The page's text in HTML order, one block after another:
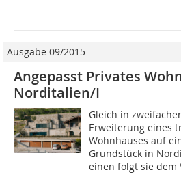
Ausgabe 09/2015
Angepasst Privates
Norditalien/I
Gleich in
Erweiterung eines
Wohnhauses auf
Grundstück in
einen folgt sie dem